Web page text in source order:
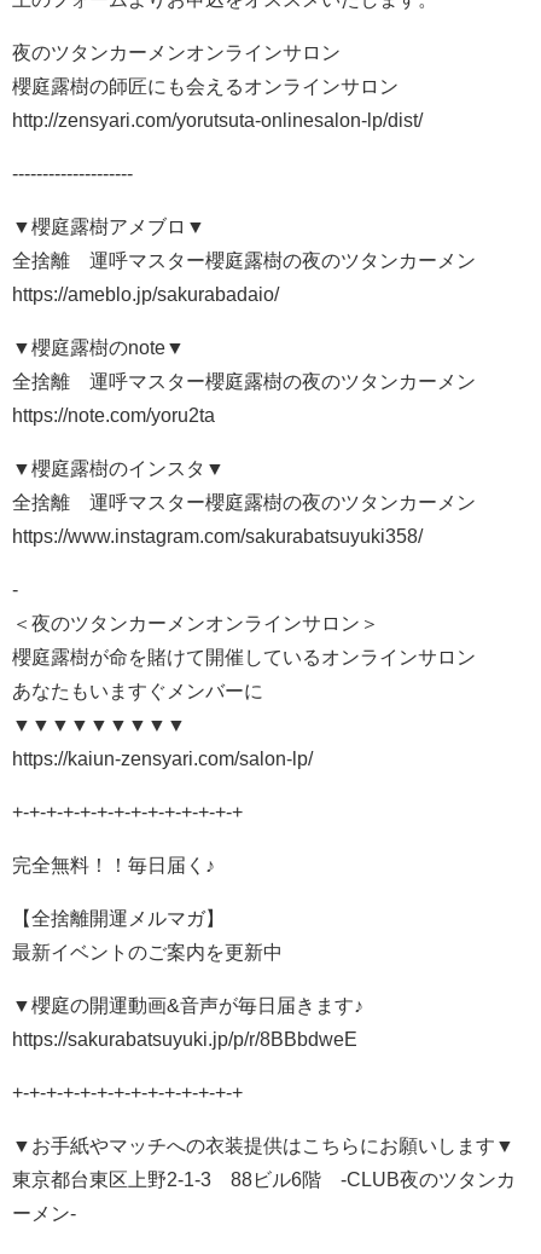
夜のツタンカーメンオンラインサロン
櫻庭露樹の師匠にも会えるオンラインサロン
http://zensyari.com/yorutsuta-onlinesalon-lp/dist/
--------------------
▼櫻庭露樹アメブロ▼
全捨離®運呼マスター櫻庭露樹の夜のツタンカーメン
https://ameblo.jp/sakurabadaio/
▼櫻庭露樹のnote▼
全捨離®運呼マスター櫻庭露樹の夜のツタンカーメン
https://note.com/yoru2ta
▼櫻庭露樹のインスタ▼
全捨離®運呼マスター櫻庭露樹の夜のツタンカーメン
https://www.instagram.com/sakurabatsuyuki358/
-
＜夜のツタンカーメンオンラインサロン＞
櫻庭露樹が命を賭けて開催しているオンラインサロン
あなたもいますぐメンバーに
▼▼▼▼▼▼▼▼▼
https://kaiun-zensyari.com/salon-lp/
+-+-+-+-+-+-+-+-+-+-+-+-+-+
完全無料！！毎日届く♪
【全捨離開運メルマガ】
最新イベントのご案内を更新中
▼櫻庭の開運動画&音声が毎日届きます♪
https://sakurabatsuyuki.jp/p/r/8BBbdweE
+-+-+-+-+-+-+-+-+-+-+-+-+-+
▼お手紙やマッチへの衣装提供はこちらにお願いします▼
東京都台東区上野2-1-3 88ビル6階 -CLUB夜のツタンカ
ーメン-